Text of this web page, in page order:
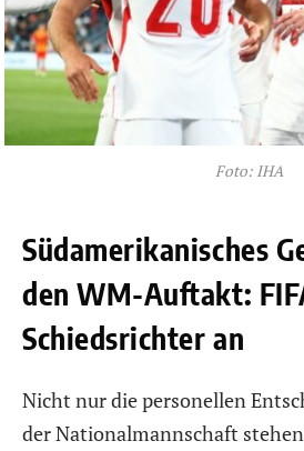
Foto: IHA
Südamerikanisches
den WM-Auftakt:
Schiedsrichter an
Nicht nur die personellen
der Nationalmannschaft